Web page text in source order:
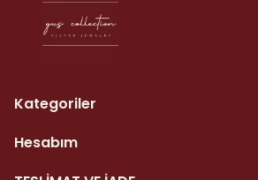
Kategoriler
Hesabım